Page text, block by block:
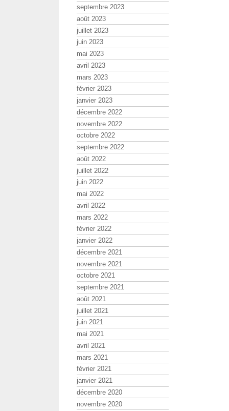
septembre 2023
août 2023
juillet 2023
juin 2023
mai 2023
avril 2023
mars 2023
février 2023
janvier 2023
décembre 2022
novembre 2022
octobre 2022
septembre 2022
août 2022
juillet 2022
juin 2022
mai 2022
avril 2022
mars 2022
février 2022
janvier 2022
décembre 2021
novembre 2021
octobre 2021
septembre 2021
août 2021
juillet 2021
juin 2021
mai 2021
avril 2021
mars 2021
février 2021
janvier 2021
décembre 2020
novembre 2020